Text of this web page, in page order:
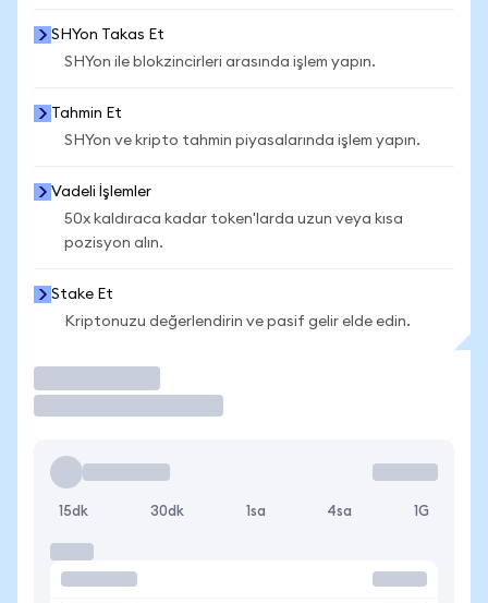
SHYon Takas Et
SHYon ile blokzincirleri arasında işlem yapın.
Tahmin Et
SHYon ve kripto tahmin piyasalarında işlem yapın.
Vadeli İşlemler
50x kaldıraca kadar token'larda uzun veya kısa
pozisyon alın.
Stake Et
Kriptonuzu değerlendirin ve pasif gelir elde edin.
15dk 30dk 1sa 4sa 1G